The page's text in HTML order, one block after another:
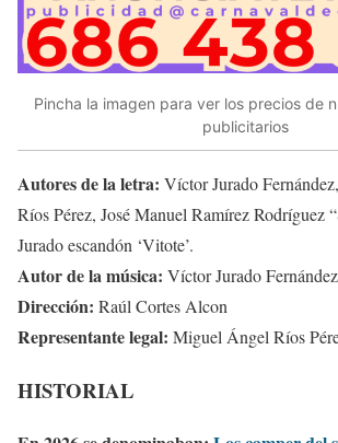
Pincha la imagen para ver los precios de
publicitarios
Autores de la letra: Víctor Jurado
Ríos Pérez, José Manuel Ramírez Rodríguez
Jurado escandón ‘Vitote’.
Autor de la música: Víctor Jurado Fernández
Dirección: Raúl Cortes Alcon
Representante legal: Miguel Ángel Ríos
HISTORIAL